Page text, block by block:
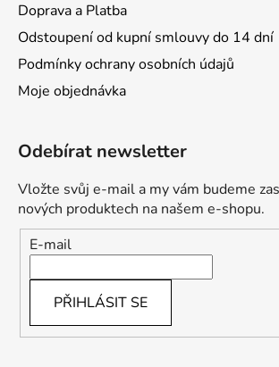
Doprava a Platba
Odstoupení od kupní smlouvy do 14 dní
Podmínky ochrany osobních údajů
Moje objednávka
Odebírat newsletter
Vložte svůj e-mail a my vám budeme
nových produktech na našem e-shopu.
E-mail
PŘIHLÁSIT SE